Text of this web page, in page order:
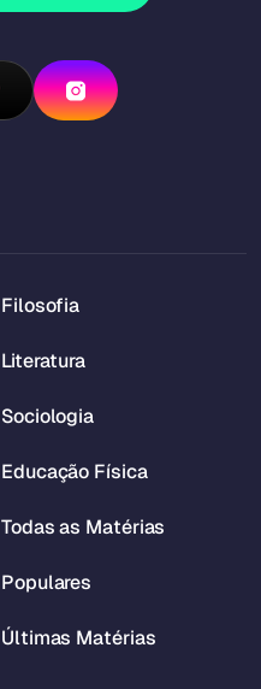
Filosofia
Literatura
Sociologia
Educação Física
Todas as Matérias
Populares
Últimas Matérias